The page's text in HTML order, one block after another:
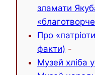
зламати
Про
факти) -
Музей хліба